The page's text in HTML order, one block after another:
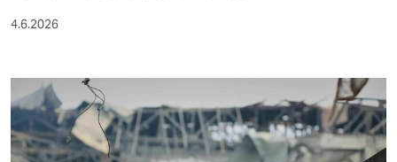
abo
genossenschaft
epaper login
4.6.2026